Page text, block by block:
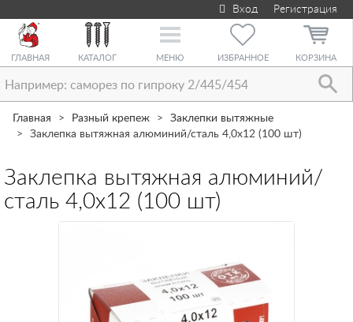
Вход Регистрация
ГЛАВНАЯ КАТАЛОГ
Toggle
МЕНЮ ИЗБРАННОЕ КОРЗИНА
Главная Разный крепеж
Заклепки вытяжные
Заклепка вытяжная алюминий/сталь 4,0х12 (100 шт)
Заклепка вытяжная алюминий/
сталь 4,0х12 (100 шт)